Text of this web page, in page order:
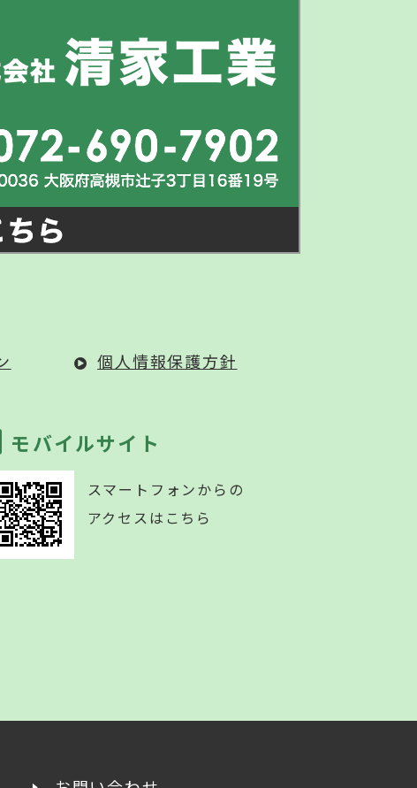
個人情報保護方針
モバイルサイト
スマートフォンからの
アクセスはこちら